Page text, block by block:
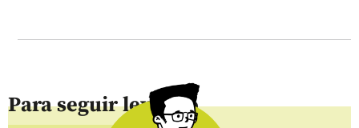
Para seguir leyendo